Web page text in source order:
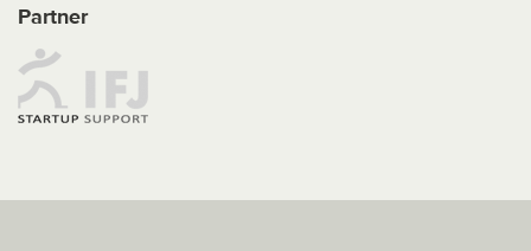
Partner